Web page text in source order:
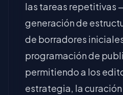
las tareas repetitivas
generación de
de borradores
programación de
permitiendo a los
estrategia, la